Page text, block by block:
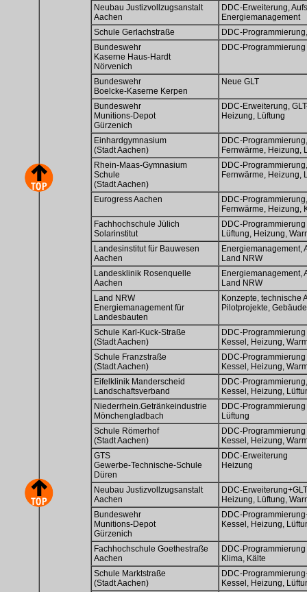
Neubau Justizvollzugsanstalt
Aachen
DDC-Erweiterung,
Energiemanagement
Schule Gerlachstraße
DDC-
Bundeswehr
Kaserne Haus-Hardt
Nörvenich
DDC-
Bundeswehr
Boelcke-Kaserne Kerpen
Neue GLT
Bundeswehr
Munitions-Depot
Gürzenich
DDC-Erweiterung,
Heizung, Lüftung
Einhardgymnasium
(Stadt Aachen)
DDC-
Fernwärme, Heizung,
Rhein-Maas-Gymnasium
Schule
(Stadt Aachen)
DDC-
Fernwärme, Heizung,
Eurogress Aachen
DDC-
Fernwärme, Heizung,
Fachhochschule Jülich
Solarinstitut
DDC-Programmierung
Lüftung, Heizung,
Landesinstitut für Bauwesen
Aachen
Energiemanagement,
Land NRW
Landesklinik Rosenquelle
Aachen
Energiemanagement,
Land NRW
Land NRW
Energiemanagement für
Landesbauten
Konzepte, technische
Pilotprojekte,
Schule Karl-Kuck-Straße
(Stadt Aachen)
DDC-Programmierung
Kessel, Heizung,
Schule Franzstraße
(Stadt Aachen)
DDC-Programmierung
Kessel, Heizung,
Eifelklinik Manderscheid
Landschaftsverband
DDC-
Kessel, Heizung,
Niederrhein.Getränkeindustrie
Mönchengladbach
DDC-Programmierung
Lüftung
Schule Römerhof
(Stadt Aachen)
DDC-Programmierung
Kessel, Heizung,
GTS
Gewerbe-Technische-Schule
Düren
DDC-Erweiterung
Heizung
Neubau Justizvollzugsanstalt
Aachen
DDC-
Heizung, Lüftung,
Bundeswehr
Munitions-Depot
Gürzenich
DDC-
Kessel, Heizung,
Fachhochschule Goethestraße
Aachen
DDC-Programmierung
Klima, Kälte
Schule Marktstraße
(Stadt Aachen)
DDC-
Kessel, Heizung,